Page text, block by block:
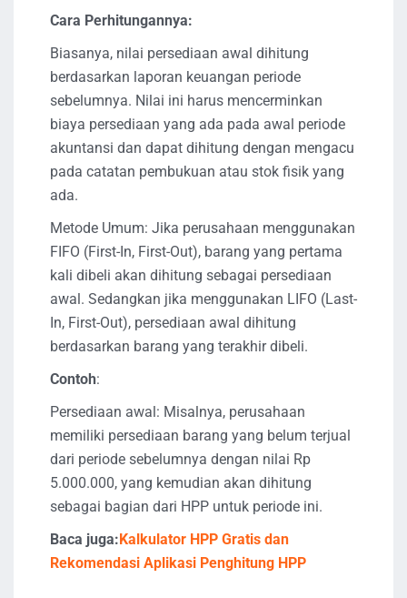
Cara Perhitungannya:
Biasanya, nilai persediaan awal dihitung
berdasarkan laporan keuangan periode
sebelumnya. Nilai ini harus mencerminkan
biaya persediaan yang ada pada awal periode
akuntansi dan dapat dihitung dengan mengacu
pada catatan pembukuan atau stok fisik yang
ada.
Metode Umum: Jika perusahaan menggunakan
FIFO (First-In, First-Out), barang yang pertama
kali dibeli akan dihitung sebagai persediaan
awal. Sedangkan jika menggunakan LIFO (Last-
In, First-Out), persediaan awal dihitung
berdasarkan barang yang terakhir dibeli.
Contoh:
Persediaan awal: Misalnya, perusahaan
memiliki persediaan barang yang belum terjual
dari periode sebelumnya dengan nilai Rp
5.000.000, yang kemudian akan dihitung
sebagai bagian dari HPP untuk periode ini.
Baca juga:Kalkulator HPP Gratis dan
Rekomendasi Aplikasi Penghitung HPP